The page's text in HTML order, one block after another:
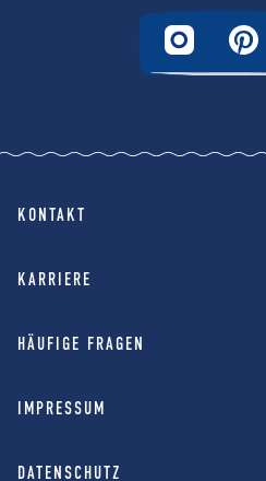
KONTAKT
KARRIERE
HÄUFIGE FRAGEN
IMPRESSUM
DATENSCHUTZ